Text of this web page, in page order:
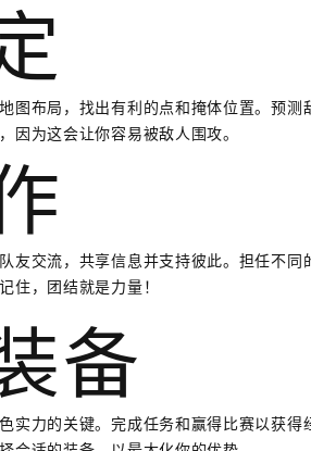
图布局，找出有利的点和掩体位置。预测
因为这会让你容易被敌人围攻。
友交流，共享信息并支持彼此。担任不
住，团结就是力量！
备
实力的关键。完成任务和赢得比赛以获